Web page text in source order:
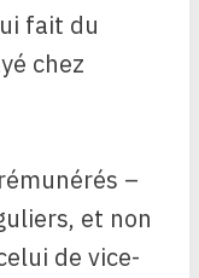
fait du
chez
–
et non
de vice-